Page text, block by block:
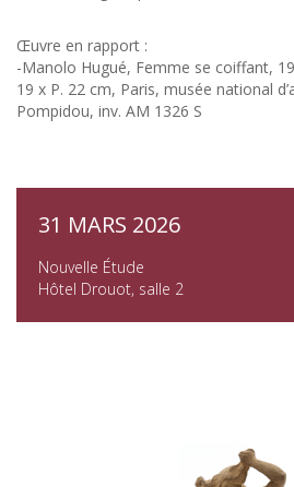
Œuvre en rapport :
-Manolo Hugué, Femme se coiffant,
19 x P. 22 cm, Paris, musée national
Pompidou, inv. AM 1326 S
31 MARS 2026
Nouvelle Étude
Hôtel Drouot, salle 2